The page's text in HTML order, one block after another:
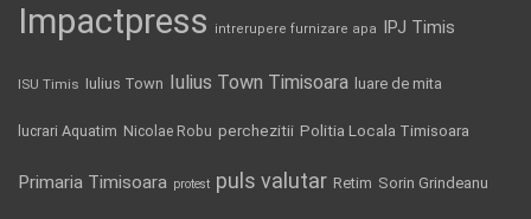
Impactpress intrerupere furnizare apa IPJ Timis
ISU Timis Iulius Town Iulius Town Timisoara luare de mita
lucrari Aquatim Nicolae Robu perchezitii Politia Locala Timisoara
Primaria Timisoara protest puls valutar Retim Sorin Grindeanu